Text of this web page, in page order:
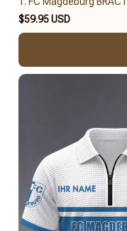
$59.95 USD